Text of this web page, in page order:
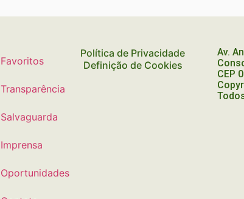
FALAR CADA
Favoritos
Transparência
Salvaguarda
Imprensa
Oportunidades
Política de Privacidade
Definição de Cookies
Av.
CEP